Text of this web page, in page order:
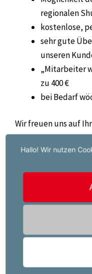
regionalen
kostenlose,
sehr gute
unseren
„Mitarbeiter
zu 400 €
bei Bedarf
Wir freuen uns auf
Die Praxis
kompetenter
unseren
Hallo! Wir nutzen